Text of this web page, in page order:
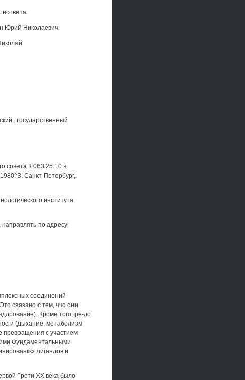
нсовета.
Юрий Николаевич.
. государственный
совета К 063.25.10 в
Санкт-Петербург,
института
по адресу:
соединений
связано с тем, ччо они
Кроме того, ре-до
(дыхание, метаболизм
превращения с участием
Фундаментальными
лигандов и
^рети XX века было